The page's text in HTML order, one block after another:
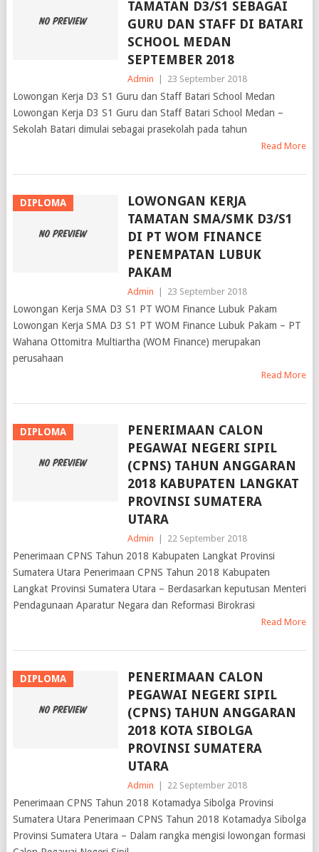
TAMATAN D3/S1 SEBAGAI
GURU DAN STAFF DI BATARI
SCHOOL MEDAN
SEPTEMBER 2018
Admin 23 September 2018
Lowongan Kerja D3 S1 Guru dan Staff Batari School Medan
Lowongan Kerja D3 S1 Guru dan Staff Batari School Medan –
Sekolah Batari dimulai sebagai prasekolah pada tahun
Read More
DIPLOMA
LOWONGAN KERJA
TAMATAN SMA/SMK D3/S1
DI PT WOM FINANCE
PENEMPATAN LUBUK
PAKAM
Admin 23 September 2018
Lowongan Kerja SMA D3 S1 PT WOM Finance Lubuk Pakam
Lowongan Kerja SMA D3 S1 PT WOM Finance Lubuk Pakam – PT
Wahana Ottomitra Multiartha (WOM Finance) merupakan
perusahaan
Read More
DIPLOMA
PENERIMAAN CALON
PEGAWAI NEGERI SIPIL
(CPNS) TAHUN ANGGARAN
2018 KABUPATEN LANGKAT
PROVINSI SUMATERA
UTARA
Admin 22 September 2018
Penerimaan CPNS Tahun 2018 Kabupaten Langkat Provinsi
Sumatera Utara Penerimaan CPNS Tahun 2018 Kabupaten
Langkat Provinsi Sumatera Utara – Berdasarkan keputusan Menteri
Pendagunaan Aparatur Negara dan Reformasi Birokrasi
Read More
DIPLOMA
PENERIMAAN CALON
PEGAWAI NEGERI SIPIL
(CPNS) TAHUN ANGGARAN
2018 KOTA SIBOLGA
PROVINSI SUMATERA
UTARA
Admin 22 September 2018
Penerimaan CPNS Tahun 2018 Kotamadya Sibolga Provinsi
Sumatera Utara Penerimaan CPNS Tahun 2018 Kotamadya Sibolga
Provinsi Sumatera Utara – Dalam rangka mengisi lowongan formasi